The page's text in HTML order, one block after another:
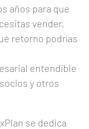
años para que
vender,
retorno podrías
entendible
y otros
se dedica